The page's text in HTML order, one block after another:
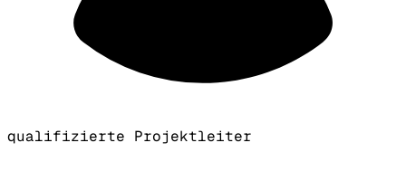
qualifizierte Projektleiter